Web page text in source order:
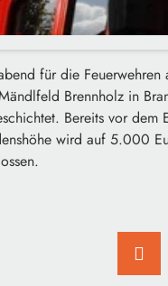
für die
Brennholz in
Bereits vor dem
wird auf 5.000